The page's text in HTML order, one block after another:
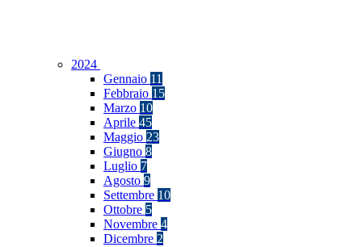
2024
Gennaio 11
Febbraio 15
Marzo 10
Aprile 45
Maggio 23
Giugno 8
Luglio 7
Agosto 9
Settembre 10
Ottobre 5
Novembre 4
Dicembre 2